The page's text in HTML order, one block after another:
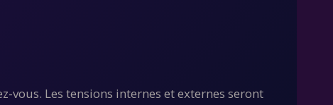
vous. Les tensions internes et externes seront